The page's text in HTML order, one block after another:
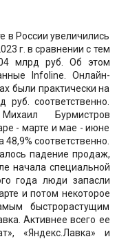
в России увеличились
г. в сравнении с тем
млрд руб. Об этом
Infoline. Онлайн-
были практически на
соответственно.
Михаил Бурмистров
- марте и мае - июне
соответственно.
падение продаж,
начала специальной
года люди запасли
и потом некоторое
быстрорастущим
Активнее всего ее
«Яндекс.Лавка» и